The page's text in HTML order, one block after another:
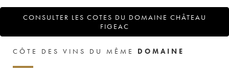
CONSULTER LES COTES DU DOMAINE CHÂTEAU
FIGEAC
CÔTE DES VINS DU MÊME DOMAINE